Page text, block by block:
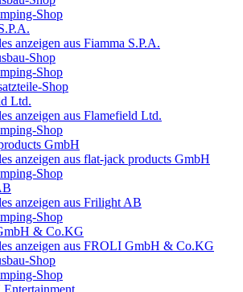
Shop
anzeigen aus Fiamma S.P.A.
Shop
Shop
Shop
Ltd.
anzeigen aus Flamefield Ltd.
Shop
GmbH
anzeigen aus flat-jack products GmbH
Shop
anzeigen aus Frilight AB
Shop
& Co.KG
anzeigen aus FROLI GmbH & Co.KG
Shop
Shop